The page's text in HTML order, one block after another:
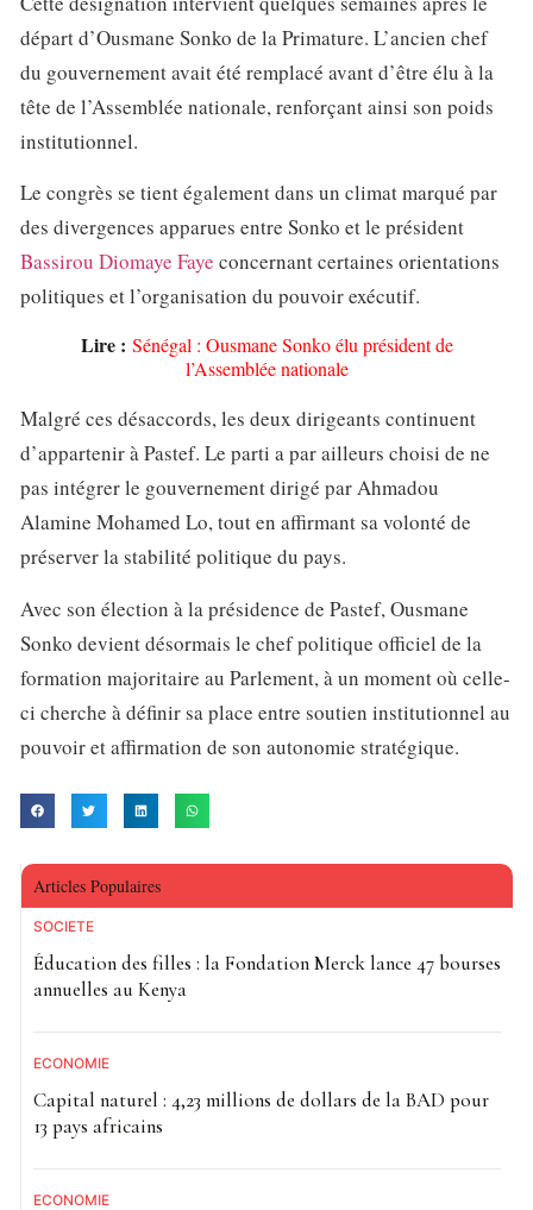
départ d’Ousmane Sonko de la Primature. L’ancien chef
du gouvernement avait été remplacé avant d’être élu à la
tête de l’Assemblée nationale, renforçant ainsi son poids
institutionnel.
Le congrès se tient également dans un climat marqué par
des divergences apparues entre Sonko et le président
Bassirou Diomaye Faye concernant certaines orientations
politiques et l’organisation du pouvoir exécutif.
Lire : Sénégal : Ousmane Sonko élu président de
l’Assemblée nationale
Malgré ces désaccords, les deux dirigeants continuent
d’appartenir à Pastef. Le parti a par ailleurs choisi de ne
pas intégrer le gouvernement dirigé par Ahmadou
Alamine Mohamed Lo, tout en affirmant sa volonté de
préserver la stabilité politique du pays.
Avec son élection à la présidence de Pastef, Ousmane
Sonko devient désormais le chef politique officiel de la
formation majoritaire au Parlement, à un moment où celle-
ci cherche à définir sa place entre soutien institutionnel au
pouvoir et affirmation de son autonomie stratégique.
Articles Populaires
SOCIETE
Éducation des filles : la Fondation Merck lance 47 bourses
annuelles au Kenya
ECONOMIE
Capital naturel : 4,23 millions de dollars de la BAD pour
13 pays africains
ECONOMIE